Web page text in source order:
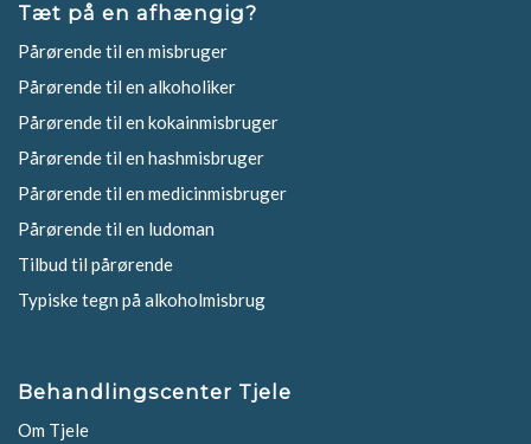
Tæt på en afhængig?
Pårørende til en misbruger
Pårørende til en alkoholiker
Pårørende til en kokainmisbruger
Pårørende til en hashmisbruger
Pårørende til en medicinmisbruger
Pårørende til en ludoman
Tilbud til pårørende
Typiske tegn på alkoholmisbrug
Behandlingscenter Tjele
Om Tjele